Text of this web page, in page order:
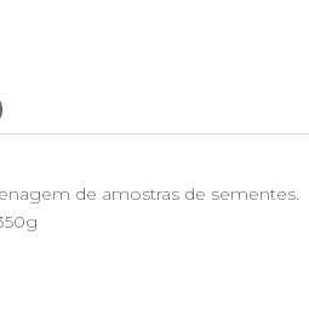
de amostras de sementes.